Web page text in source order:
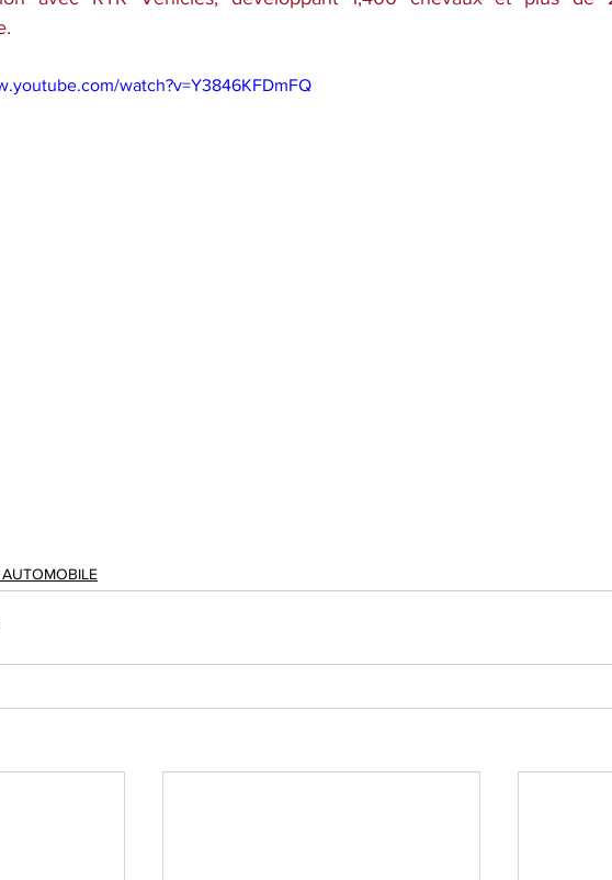
watch?v=Y3846KFDmFQ